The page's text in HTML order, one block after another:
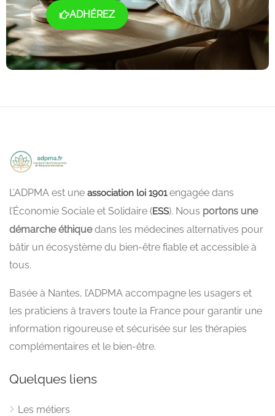
ADHÉREZ
L’ADPMA est une association loi 1901engagée dans
l’Économie Sociale et Solidaire (ESS). Nous portons une
démarche éthiquedans les médecines alternatives pour
bâtir un écosystème du bien-être fiable et accessible à
tous.
Basée à Nantes, l’ADPMA accompagne les usagers et
les praticiens à travers toute la France pour garantir une
information rigoureuse et sécurisée sur les thérapies
complémentaires et le bien-être.
Quelques liens
Les métiers